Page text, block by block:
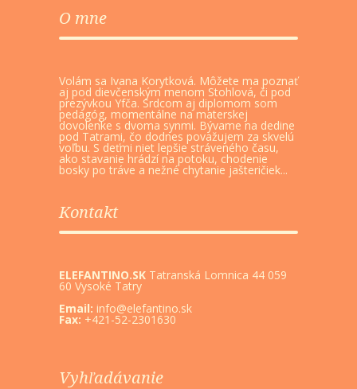
O mne
Volám sa Ivana Korytková. Môžete ma poznať
aj pod dievčenským menom Stohlová, či pod
prezývkou Yfča. Srdcom aj diplomom som
pedagóg, momentálne na materskej
dovolenke s dvoma synmi. Bývame na dedine
pod Tatrami, čo dodnes považujem za skvelú
voľbu. S deťmi niet lepšie stráveného času,
ako stavanie hrádzí na potoku, chodenie
bosky po tráve a nežné chytanie jašteričiek...
Kontakt
ELEFANTINO.SK Tatranská Lomnica 44 059
60 Vysoké Tatry
Email: info@elefantino.sk
Fax: +421-52-2301630
Vyhľadávanie